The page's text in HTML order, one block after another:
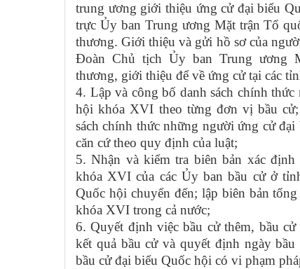
trung ương giới thiệu ứng cử đại biểu
trực Ủy ban Trung ương Mặt trận Tổ
thương. Giới thiệu và gửi hồ sơ của
Đoàn Chủ tịch Ủy ban Trung ương
thương, giới thiệu để về ứng cử tại các
4. Lập và công bố danh sách chính
hội khóa XVI theo từng đơn vị bầu
sách chính thức những người ứng cử
căn cứ theo quy định của luật;
5. Nhận và kiểm tra biên bản xác
khóa XVI của các Ủy ban bầu cử ở
Quốc hội chuyển đến; lập biên bản
khóa XVI trong cả nước;
6. Quyết định việc bầu cử thêm, bầu
kết quả bầu cử và quyết định ngày
bầu cử đại biểu Quốc hội có vi phạm